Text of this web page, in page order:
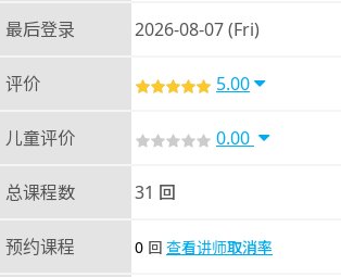
最后登录 2026-08-07 (Fri)
评价 5.00
儿童评价 0.00
总课程数 31 回
预约课程 0 回 查看讲师取消率